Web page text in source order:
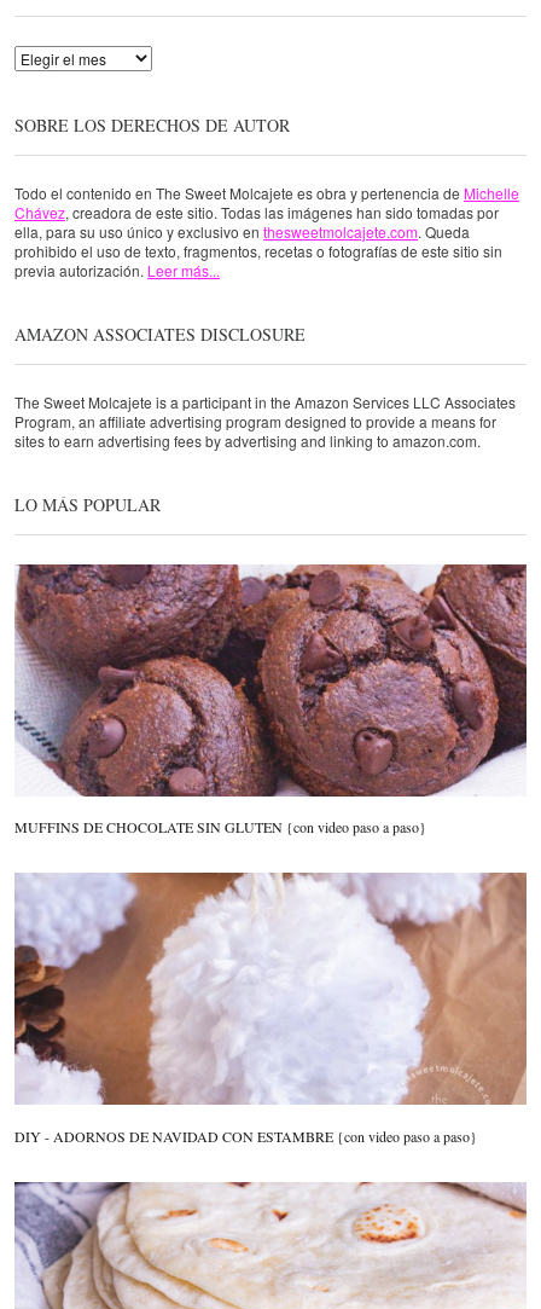
Archivo
SOBRE LOS DERECHOS DE AUTOR
Todo el contenido en The Sweet Molcajete es obra y pertenencia de Michelle
Chávez, creadora de este sitio. Todas las imágenes han sido tomadas por
ella, para su uso único y exclusivo en thesweetmolcajete.com. Queda
prohibido el uso de texto, fragmentos, recetas o fotografías de este sitio sin
previa autorización. Leer más...
AMAZON ASSOCIATES DISCLOSURE
The Sweet Molcajete is a participant in the Amazon Services LLC Associates
Program, an affiliate advertising program designed to provide a means for
sites to earn advertising fees by advertising and linking to amazon.com.
LO MÁS POPULAR
MUFFINS DE CHOCOLATE SIN GLUTEN {con video paso a paso}
DIY - ADORNOS DE NAVIDAD CON ESTAMBRE {con video paso a paso}